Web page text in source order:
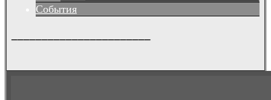
События